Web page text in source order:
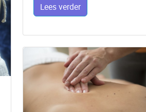
Lees verder